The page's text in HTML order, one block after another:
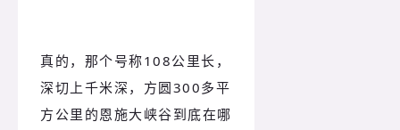
真的，那个号称108公里长，
深切上千米深，方圆300多平
方公里的恩施大峡谷到底在哪